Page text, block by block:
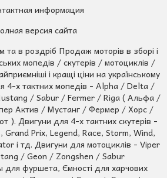
информация
версия сайта
та в роздріб Продаж моторів в зборі і
мопедів / скутерів / мотоциклів /
і кращі ціни на українському
4-х тактних мопедів - Alpha / Delta /
/ Sabur / Fermer / Riga ( Альфа /
Актив / Мустанг / Фермер / Хорс /
). Двигуни для 4-х тактних скутерів -
Grand Prix, Legend, Race, Storm, Wind,
і тд. Двигуни для мотоциклів - Viper
/ Geon / Zongshen / Sabur
фуршета, Ємності для харчових